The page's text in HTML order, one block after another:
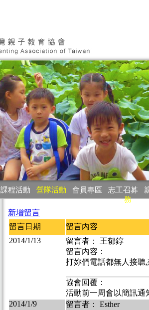
課程活動 營隊活動 會員專區 志工召募
務
新增留言
留言日期
留言內容
2014/1/13
留言者： 王郁錞
留言內容：
打妳們電話都無人接聽
協會回覆：
活動前一周會以簡訊通
2014/1/9
留言者： Esther